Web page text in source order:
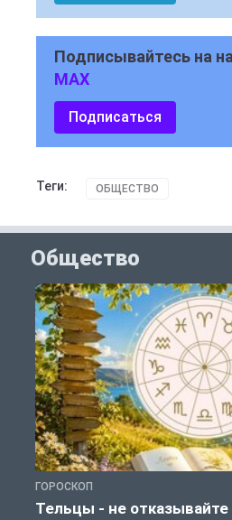
Подписывайтесь на
MAX
Подписаться
Теги: ОБЩЕСТВО
Общество
ГОРОСКОП
Тельцы - не